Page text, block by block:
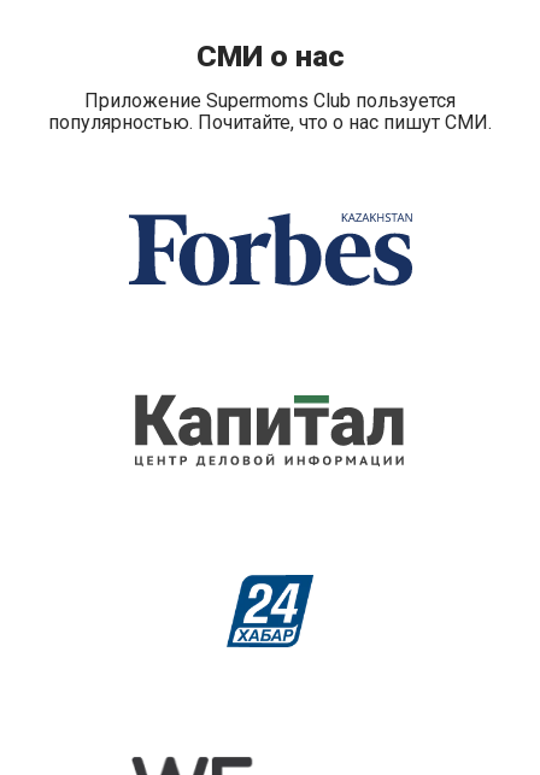
СМИ о нас
Приложение Supermoms Club пользуется
популярностью. Почитайте, что о нас пишут СМИ.